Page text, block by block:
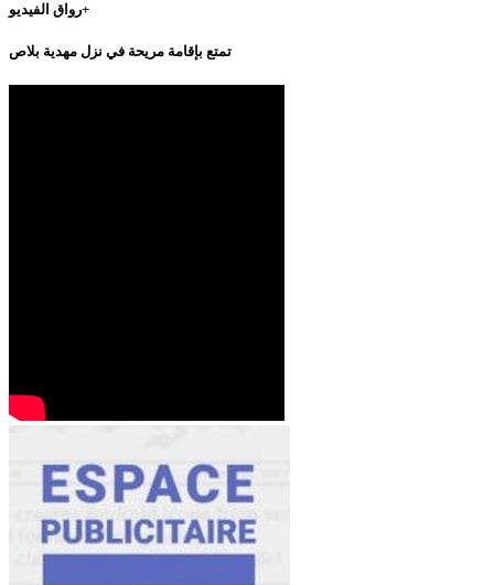
رواق الفيديو+
تمتع بإقامة مريحة في نزل مهدية بلاص